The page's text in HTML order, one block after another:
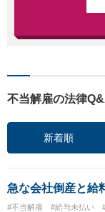
不当解雇の法律
新着順
急な会社倒産と給
#不当解雇 #給与未払い